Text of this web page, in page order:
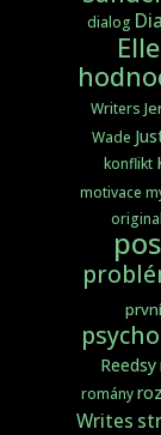
dialog
Writers
Wade
konflikt
motivace
Reedsy
romány
Writes